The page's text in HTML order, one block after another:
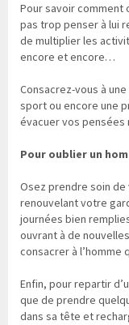
Pour savoir comment
pas trop penser à lui
de multiplier les
encore et encore…
Consacrez-vous à
sport ou encore une
évacuer vos pensées
Pour oublier un
Osez prendre soin de
renouvelant votre
journées bien
ouvrant à de
consacrer à l’homme
Enfin, pour repartir
que de prendre
dans sa tête et